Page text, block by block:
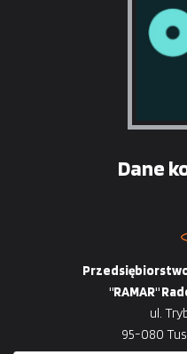
Dane
"RAMAR"
ul.
95-080